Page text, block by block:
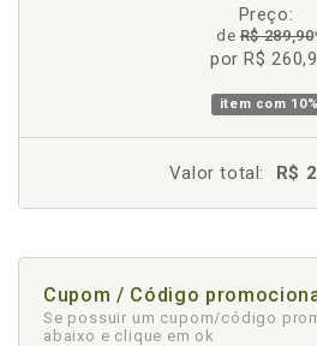
Preço:
deR$ 289,90
por R$
item com 10%
Valor total: R$
Cupom / Código
Se possuir um cupom/código
abaixo e clique em ok